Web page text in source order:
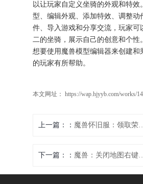
以让玩家自定义坐骑的外观和特效
型、编辑外观、添加特效、调整动
件、导入游戏和分享交流，玩家可
二的坐骑，展示自己的创意和个性
想要使用魔兽模型编辑器来创建和
的玩家有所帮助。
本文网址： https://wap.hjyyb.com/works/
上一篇： 魔兽怀旧服：
下一篇： 魔兽：关闭地图